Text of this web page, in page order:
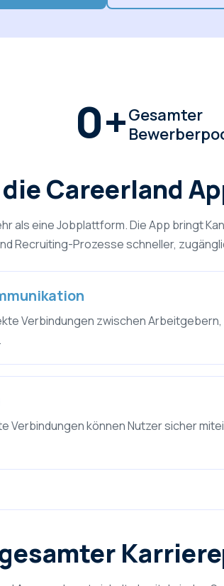
0+Gesamter
Careerland
als eine Jobplattform. Die App bringt
Recruiting-Prozesse schneller,
Verbindungen zwischen Arbeitgebern,
Verbindungen können Nutzer sicher